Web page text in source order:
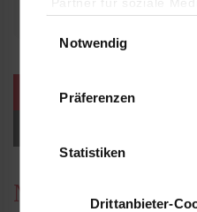
YouTube, Google
Daten zusammen, die
haben oder die sie im
Notwendig
Präferenzen
Statistiken
Drittanbieter-
weitere Veranstaltungen /
News